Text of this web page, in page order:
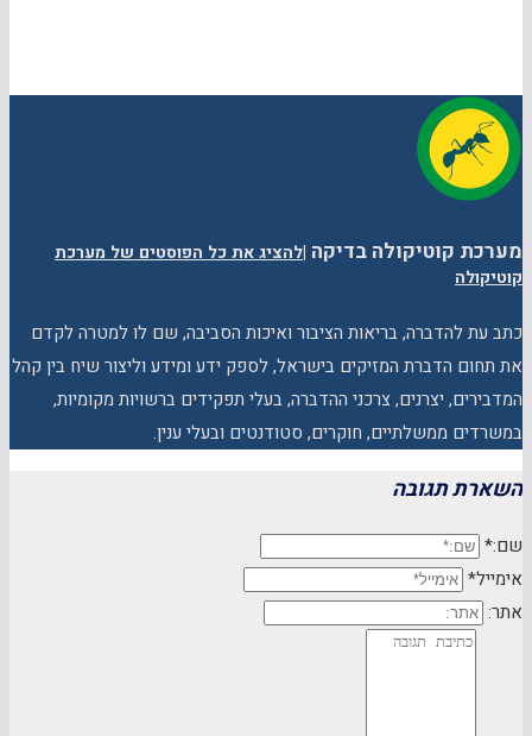
מערכת קוטיקולה בדיקה |להציג את כל הפוסטים של מערכת
קוטיקולה
כתב עת להדברה, בריאות הציבור ואיכות הסביבה, שם לו למטרה לקדם
את תחום הדברת המזיקים בישראל, לספק ידע ומידע וליצור שיח בין קהל
המדבירים, יצרנים, צרכני ההדברה, בעלי תפקידים ברשויות מקומיות,
במשרדים ממשלתיים, חוקרים, סטודנטים ובעלי ענין.
השארת תגובה
שם:*
אימייל*
אתר: